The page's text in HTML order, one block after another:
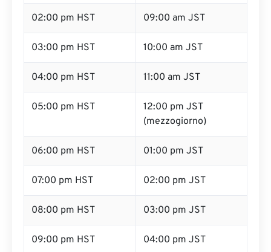
02:00 pm HST 09:00 am JST
03:00 pm HST 10:00 am JST
04:00 pm HST 11:00 am JST
05:00 pm HST
12:00 pm JST
(mezzogiorno)
06:00 pm HST 01:00 pm JST
07:00 pm HST 02:00 pm JST
08:00 pm HST 03:00 pm JST
09:00 pm HST 04:00 pm JST